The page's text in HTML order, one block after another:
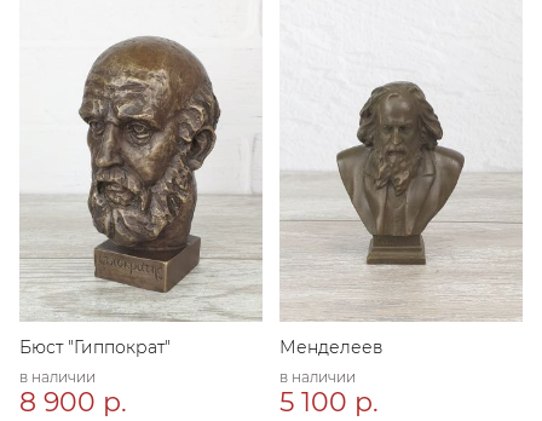
Бюст "Гиппократ"
в наличии
8 900 р.
Менделеев
в наличии
5 100 р.